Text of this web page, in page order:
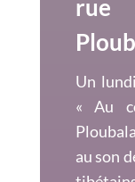
rue
Un
« Au
au son